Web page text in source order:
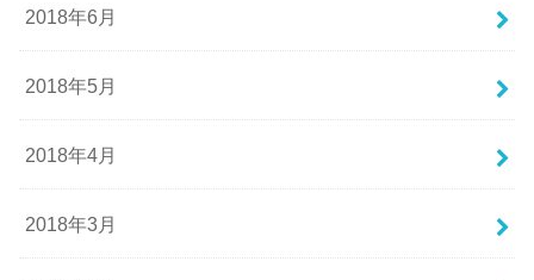
2018年6月
2018年5月
2018年4月
2018年3月